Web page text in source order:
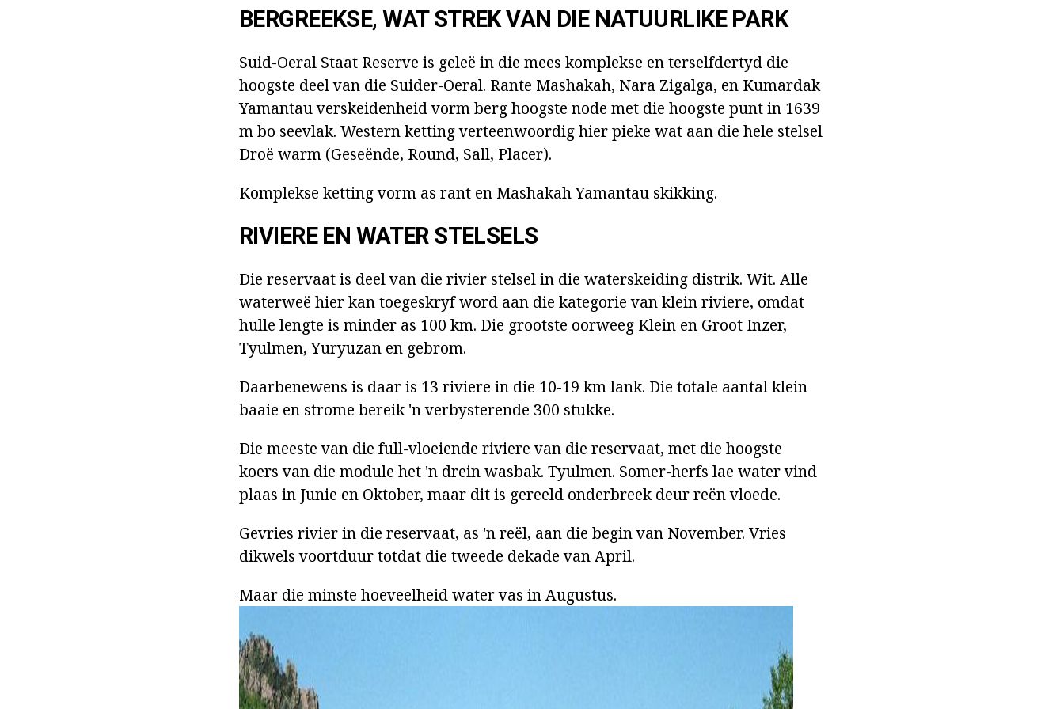
BERGREEKSE, WAT STREK VAN DIE NATUURLIKE PARK
Suid-Oeral Staat Reserve is geleë in die mees komplekse en terselfdertyd die
hoogste deel van die Suider-Oeral. Rante Mashakah, Nara Zigalga, en Kumardak
Yamantau verskeidenheid vorm berg hoogste node met die hoogste punt in 1639
m bo seevlak. Western ketting verteenwoordig hier pieke wat aan die hele stelsel
Droë warm (Geseënde, Round, Sall, Placer).
Komplekse ketting vorm as rant en Mashakah Yamantau skikking.
RIVIERE EN WATER STELSELS
Die reservaat is deel van die rivier stelsel in die waterskeiding distrik. Wit. Alle
waterweë hier kan toegeskryf word aan die kategorie van klein riviere, omdat
hulle lengte is minder as 100 km. Die grootste oorweeg Klein en Groot Inzer,
Tyulmen, Yuryuzan en gebrom.
Daarbenewens is daar is 13 riviere in die 10-19 km lank. Die totale aantal klein
baaie en strome bereik 'n verbysterende 300 stukke.
Die meeste van die full-vloeiende riviere van die reservaat, met die hoogste
koers van die module het 'n drein wasbak. Tyulmen. Somer-herfs lae water vind
plaas in Junie en Oktober, maar dit is gereeld onderbreek deur reën vloede.
Gevries rivier in die reservaat, as 'n reël, aan die begin van November. Vries
dikwels voortduur totdat die tweede dekade van April.
Maar die minste hoeveelheid water vas in Augustus.